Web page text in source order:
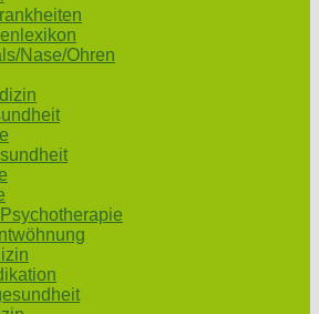
Nase/Ohren